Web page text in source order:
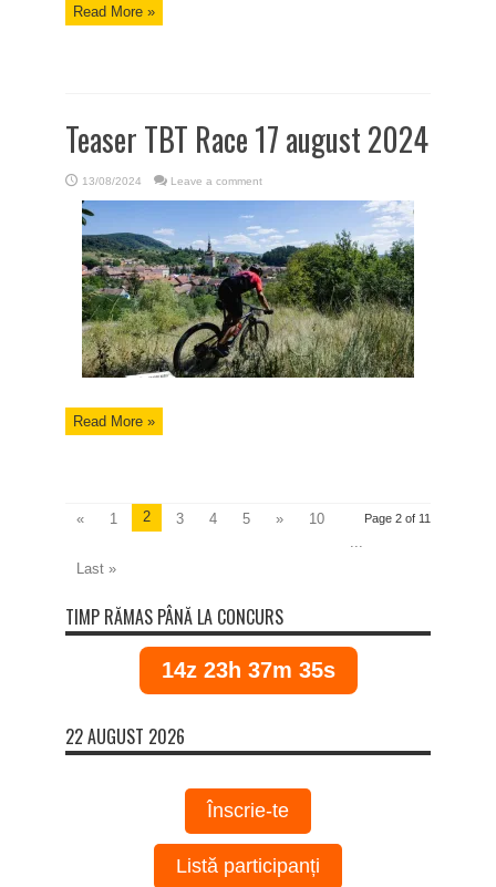
Read More »
Teaser TBT Race 17 august 2024
13/08/2024 Leave a comment
Read More »
Page 2 of 11
« 1 2 3 4 5 »
10
...
Last »
TIMP RĂMAS PÂNĂ LA CONCURS
14z 23h 37m 34s
22 AUGUST 2026
Înscrie-te
Listă participanți